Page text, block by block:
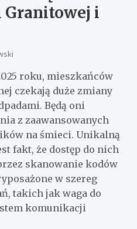
Granitowej i
roku, mieszkańców
czekają duże zmiany
Będą oni
z zaawansowanych
na śmieci. Unikalną
fakt, że dostęp do nich
skanowanie kodów
w szereg
takich jak waga do
komunikacji